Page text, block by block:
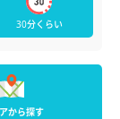
30分くらい
から探す